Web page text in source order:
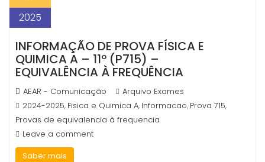
2025
INFORMAÇÃO DE PROVA FÍSICA E
QUIMICA A – 11º (P715) –
EQUIVALÊNCIA À FREQUÊNCIA
AEAR - Comunicação
Arquivo Exames
2024-2025, Fisica e Quimica A, Informacao, Prova 715,
Provas de equivalencia à frequencia
Leave a comment
Saber mais